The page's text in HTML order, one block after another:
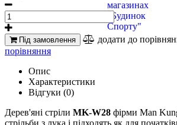
Під замовлення додати до
порівняння
Опис
Характеристики
Відгуки (0)
Дерев'яні стріли MK-W28 фірми Man
стрільби з лука і підходять як для